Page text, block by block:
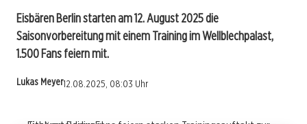
Eisbären Berlin starten am 12. August 2025 die
Saisonvorbereitung mit einem Training im Wellblechpalast,
1.500 Fans feiern mit.
Lukas Meyer12.08.2025, 08:03 Uhr